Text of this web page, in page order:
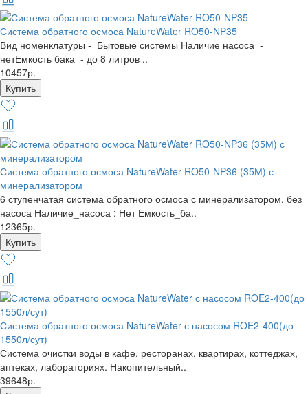
Система обратного осмоса NatureWater RO50-NP35
Вид номенклатуры - Бытовые системы Наличие насоса -
нетЕмкость бака - до 8 литров ..
10457р.
Система обратного осмоса NatureWater RO50-NP36 (35М) с
минерализатором
6 ступенчатая система обратного осмоса с минерализатором, без
насоса Наличие_насоса : Нет Емкость_ба..
12365р.
Система обратного осмоса NatureWater с насосом ROE2-400(до
1550л/сут)
Система очистки воды в кафе, ресторанах, квартирах, коттеджах,
аптеках, лабораториях. Накопительный..
39648р.